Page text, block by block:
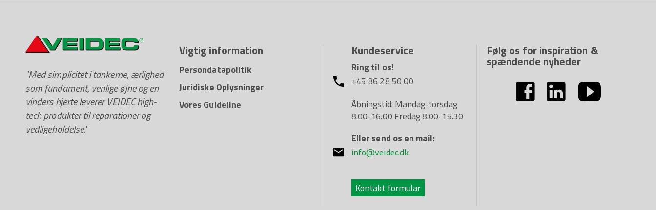
"Med simplicitet i tankerne, ærlighed
som fundament, venlige øjne og en
vinders hjerte leverer VEIDEC high-
tech produkter til reparationer og
vedligeholdelse."
Vigtig information
Persondatapolitik
Juridiske Oplysninger
Vores Guideline
Kundeservice
Ring til os!
+45 86 28 50 00
Åbningstid: Mandag-torsdag
8.00-16.00 Fredag 8.00-15.30
Eller send os en mail:
info@veidec.dk
Kontakt formular
Følg os for inspiration &
spændende nyheder